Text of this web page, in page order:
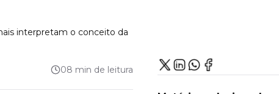
interpretam o conceito da
08 min de leitura